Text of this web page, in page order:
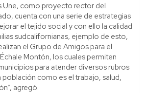
Une, como proyecto rector del
cuenta con una serie de estrategias
el tejido social y con ello la calidad
sudcalifornianas, ejemplo de esto,
el Grupo de Amigos para el
Montón, los cuales permiten
para atender diversos rubros
población como es el trabajo, salud,
agregó.